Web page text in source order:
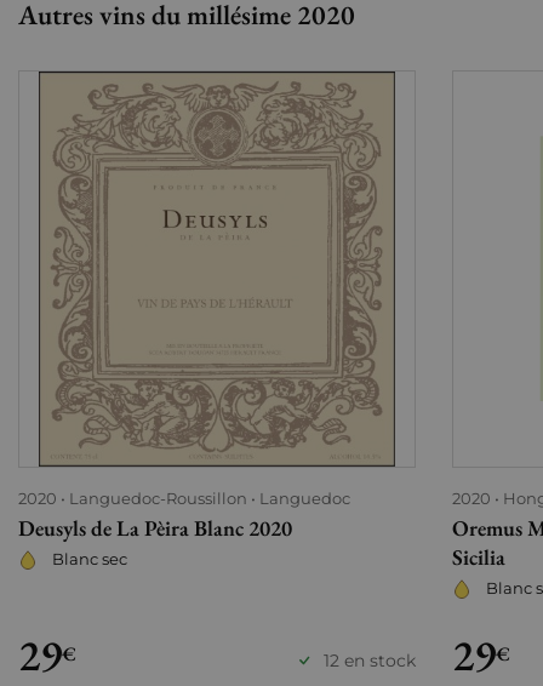
Autres vins du millésime 2020
2020 Languedoc-Roussillon Languedoc
Deusyls de La Pèira Blanc 2020
Blanc sec
29€ 12 en stock
2020
Oremus
Sicilia
Blanc
29€